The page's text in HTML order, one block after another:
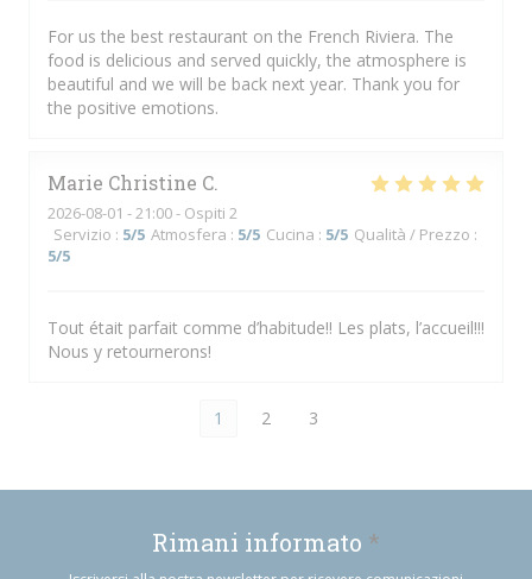
For us the best restaurant on the French Riviera. The
food is delicious and served quickly, the atmosphere is
beautiful and we will be back next year. Thank you for
the positive emotions.
Marie Christine C
2026-08-01 - 21:00 - Ospiti 2
Servizio : 5/5 Atmosfera : 5/5 Cucina : 5/5 Qualità / Prezzo :
5/5
Tout était parfait comme d’habitude!! Les plats, l’accueil!!!
Nous y retournerons!
1 2 3
Rimani informato *